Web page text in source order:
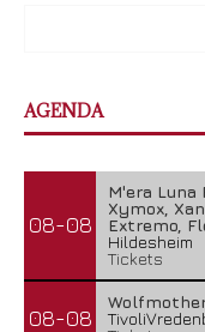
AGENDA
08-08
M'era Luna
Xymox,
Extremo,
Hildesheim
Tickets
08-08